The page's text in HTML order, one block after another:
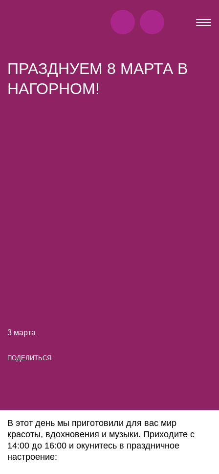
3 марта
ПОДЕЛИТЬСЯ
ПРАЗДНУЕМ 8 МАРТА В
НАГОРНОМ!
В этот день мы приготовили для вас мир
красоты, вдохновения и музыки. Приходите с
14:00 до 16:00 и окунитесь в праздничное
настроение: